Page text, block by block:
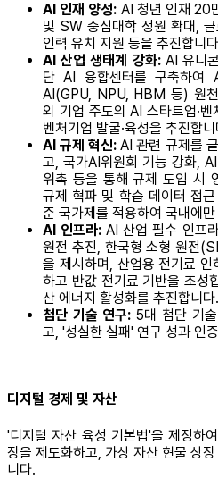
AI 인재 양성: AI 청년 인재 20
및 SW 중심대학 정원 확대,
인력 유치 지원 등을 추진합니
AI 산업 생태계 강화:AI 유니
단 AI 융합센터를 구축하여
AI(GPU, NPU, HBM 등) 원
외 기업 주도의 AI 스타트업·
벤처기업 발굴·육성을 추진합니
AI 규제 혁신: AI 관련 규제를
고, 국가AI위원회 기능 강화,
위촉 등을 통해 규제 도입 시
규제 혁파 및 학습 데이터 접
준 국가제를 적용하여 국내에
AI 인프라: AI 산업 필수 인프
원전 추진, 한국형 소형 원전
을 제시하며, 산업용 전기료
하고 반값 전기료 기반을 조성
산 에너지 활성화를 추진합니다.
첨단 기술 연구: 5대 첨단 기
고, '성실한 실패' 연구 성과 인
디지털 경제 및 자산
'디지털 자산 육성 기본법'을 제정하
장을 제도화하고, 가상 자산 현물 상
니다.